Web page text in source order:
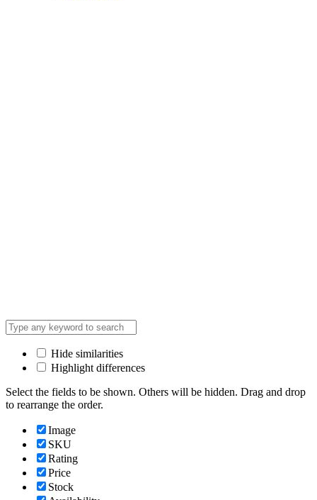
Hide similarities
Highlight differences
Select the fields to be shown. Others will be hidden. Drag and drop
to rearrange the order.
Image
SKU
Rating
Price
Stock